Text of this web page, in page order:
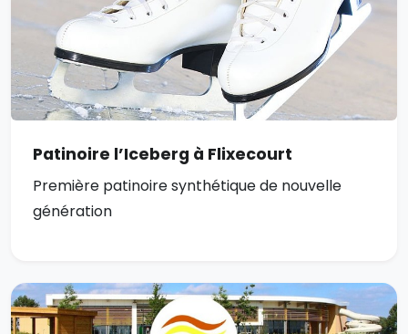
Patinoire l’Iceberg à Flixecourt
Première patinoire synthétique de nouvelle
génération